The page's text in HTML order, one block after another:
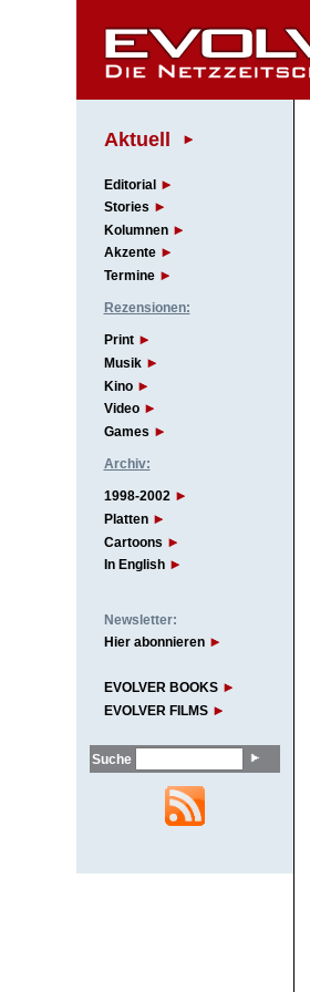
Aktuell
Editorial
Stories
Kolumnen
Akzente
Termine
Rezensionen:
Print
Musik
Kino
Video
Games
Archiv:
1998-2002
Platten
Cartoons
In English
Newsletter:
Hier abonnieren
EVOLVER BOOKS
EVOLVER FILMS
Suche